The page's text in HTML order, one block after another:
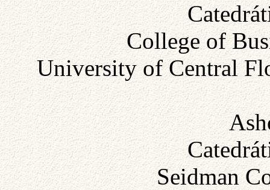
College of
University of Central
Seidman